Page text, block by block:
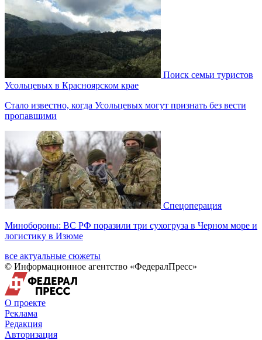
Поиск семьи туристов
Усольцевых в Красноярском крае
Стало известно, когда Усольцевых могут признать без вести
пропавшими
Спецоперация
Минобороны: ВС РФ поразили три сухогруза в Черном море и
логистику в Изюме
все актуальные сюжеты
© Информационное агентство «ФедералПресс»
О проекте
Реклама
Редакция
Авторизация